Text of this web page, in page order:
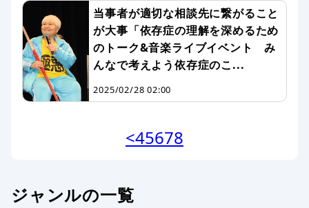
当事者が適切な相談先に繋がること
が大事「依存症の理解を深めるため
のトーク&音楽ライブイベント み
んなで考えよう依存症のこ...
2025/02/28 02:00
<45678
ジャンルの一覧